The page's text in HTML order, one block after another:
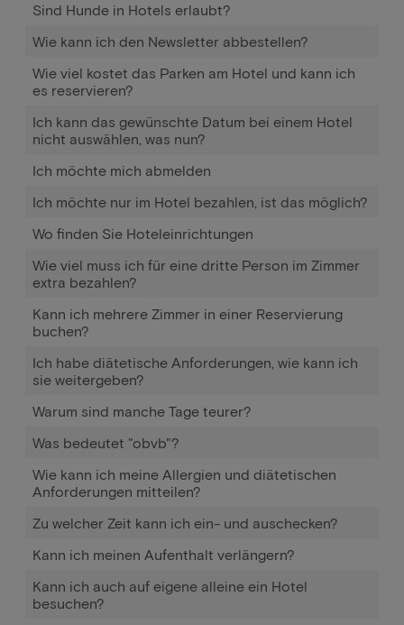
Sind Hunde in Hotels erlaubt?
Wie kann ich den Newsletter abbestellen?
Wie viel kostet das Parken am Hotel und kann ich
es reservieren?
Ich kann das gewünschte Datum bei einem Hotel
nicht auswählen, was nun?
Ich möchte mich abmelden
Ich möchte nur im Hotel bezahlen, ist das möglich?
Wo finden Sie Hoteleinrichtungen
Wie viel muss ich für eine dritte Person im Zimmer
extra bezahlen?
Kann ich mehrere Zimmer in einer Reservierung
buchen?
Ich habe diätetische Anforderungen, wie kann ich
sie weitergeben?
Warum sind manche Tage teurer?
Was bedeutet "obvb"?
Wie kann ich meine Allergien und diätetischen
Anforderungen mitteilen?
Zu welcher Zeit kann ich ein- und auschecken?
Kann ich meinen Aufenthalt verlängern?
Kann ich auch auf eigene alleine ein Hotel
besuchen?